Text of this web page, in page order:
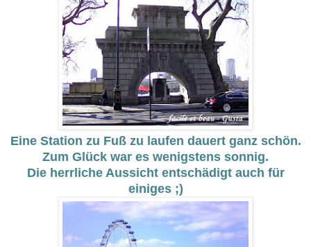
Eine Station zu Fuß zu laufen dauert ganz schön.
Zum Glück war es wenigstens sonnig.
Die herrliche Aussicht entschädigt auch für
einiges ;)